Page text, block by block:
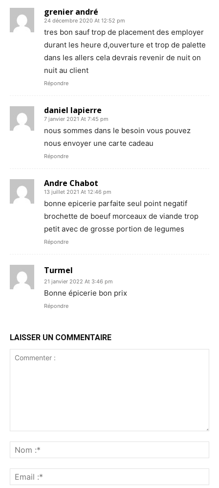
grenier andré
24 décembre 2020 At 12:52 pm
tres bon sauf trop de placement des employer
durant les heure d,ouverture et trop de palette
dans les allers cela devrais revenir de nuit on
nuit au client
Répondre
daniel lapierre
7 janvier 2021 At 7:45 pm
nous sommes dans le besoin vous pouvez
nous envoyer une carte cadeau
Répondre
Andre Chabot
13 juillet 2021 At 12:46 pm
bonne epicerie parfaite seul point negatif
brochette de boeuf morceaux de viande trop
petit avec de grosse portion de legumes
Répondre
Turmel
21 janvier 2022 At 3:46 pm
Bonne épicerie bon prix
Répondre
LAISSER UN COMMENTAIRE